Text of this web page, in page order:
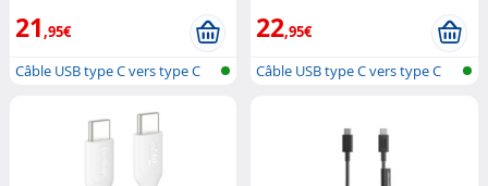
21,95€
Câble USB type C vers type C
22,95€
Câble USB type C vers type C